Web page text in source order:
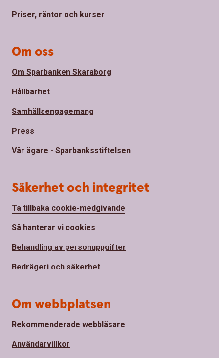
Priser, räntor och kurser
Om oss
Om Sparbanken Skaraborg
Hållbarhet
Samhällsengagemang
Press
Vår ägare - Sparbanksstiftelsen
Säkerhet och integritet
Ta tillbaka cookie-medgivande
Så hanterar vi cookies
Behandling av personuppgifter
Bedrägeri och säkerhet
Om webbplatsen
Rekommenderade webbläsare
Användarvillkor